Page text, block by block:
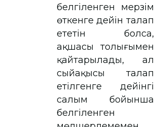
белгiленген мерзiм
өткенге дейiн талап
ететін болса,
ақшасы толығымен
қайтарылады, ал
сыйақысы талап
етілгенге дейінгі
салым бойынша
белгіленген